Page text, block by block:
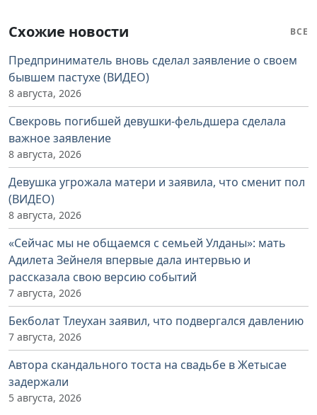
Схожие новости ВСЕ
Предприниматель вновь сделал заявление о своем
бывшем пастухе (ВИДЕО)
8 августа, 2026
Свекровь погибшей девушки-фельдшера сделала
важное заявление
8 августа, 2026
Девушка угрожала матери и заявила, что сменит пол
(ВИДЕО)
8 августа, 2026
«Сейчас мы не общаемся с семьей Улданы»: мать
Адилета Зейнеля впервые дала интервью и
рассказала свою версию событий
7 августа, 2026
Бекболат Тлеухан заявил, что подвергался давлению
7 августа, 2026
Автора скандального тоста на свадьбе в Жетысае
задержали
5 августа, 2026